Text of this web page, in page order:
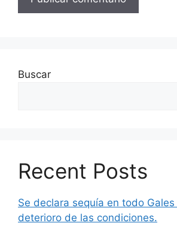
Buscar
Recent Posts
Se declara sequía en todo
deterioro de las condiciones.